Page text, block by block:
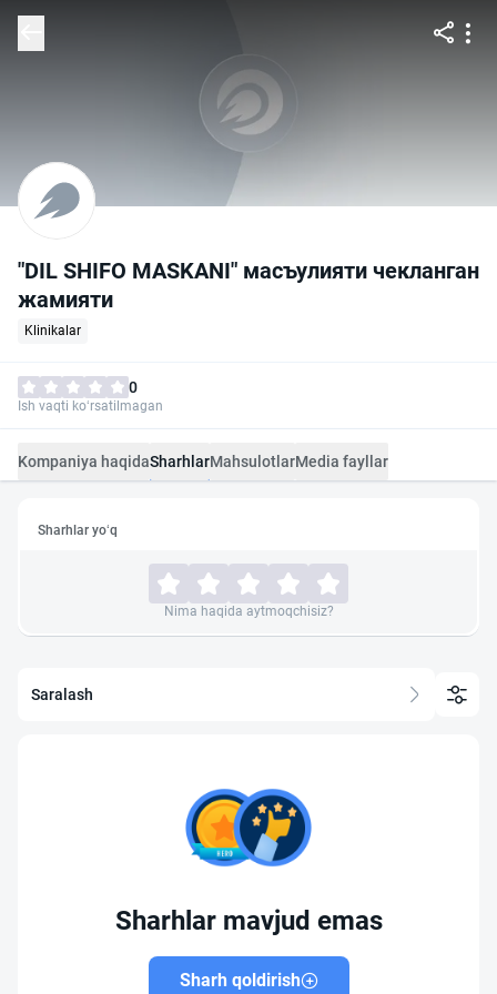
"DIL SHIFO MASKANI" масъулияти чекланган
жамияти
Klinikalar
0
Ish vaqti ko‘rsatilmagan
Kompaniya haqidaSharhlarMahsulotlarMedia fayllar
Sharhlar yo‘q
Nima haqida aytmoqchisiz?
Saralash
Sharhlar mavjud emas
Sharh qoldirish